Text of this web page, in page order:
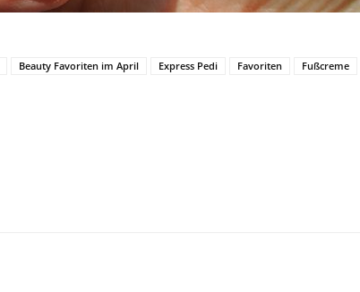
Beauty Favoriten im April Express Pedi Favoriten Fußcreme